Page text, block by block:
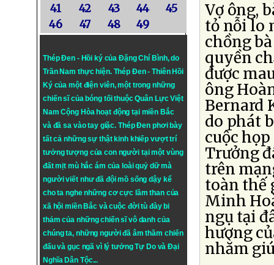
41
42 43 44
45
46
47 48 49
Thép Đen - Hồi ký của Đặng Chí Bình, do
Trần Nam thực hiện. Thép Đen- Thiên Hồi
Ký của một điện viên, một trong những
chiến sĩ của bóng tối thuộc Quân Lực Việt
Nam Cộng Hòa hoạt động tại miền Bắc
và đã sa vào tay giặc. Thép Đen phơi bày
tất cả những sự thật kinh khiếp vượt trí
tưởng tượng của con người tại một vùng
đất mịt mù hắc ám của loài quỷ dữ mà
người viết như đã đội mồ sống dậy kể
cho ta nghe những cơ cực lầm than của
xã hội miền Bắc và cuộc đời tù đày bi
thảm của những chiến sĩ vô danh của
chúng ta, những người đã âm thầm chiến
đấu và gục ngã vì lý tưởngTự DovàĐại
Nghĩa Dân Tộc...
Vợ ông,
tỏ nỗi lo
chồng
quyền
được
ông
Bernard
do phát
cuộc
Trưởng
trên
toàn thế
Minh
ngụ tại
hương
nhằm